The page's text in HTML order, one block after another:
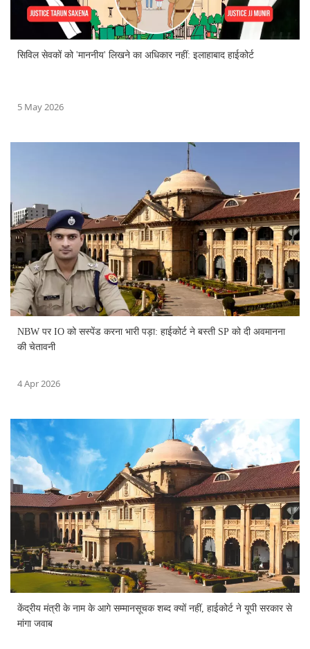
सिविल सेवकों को 'माननीय' लिखने का अधिकार नहीं: इलाहाबाद हाईकोर्ट
5 May 2026
NBW पर IO को सस्पेंड करना भारी पड़ा: हाईकोर्ट ने बस्ती SP को दी अवमानना
की चेतावनी
4 Apr 2026
केंद्रीय मंत्री के नाम के आगे सम्मानसूचक शब्द क्यों नहीं, हाईकोर्ट ने यूपी सरकार से
मांगा जवाब